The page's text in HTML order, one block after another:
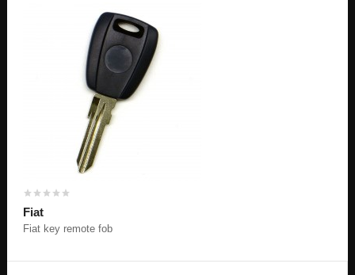
Fiat
Fiat key remote fob